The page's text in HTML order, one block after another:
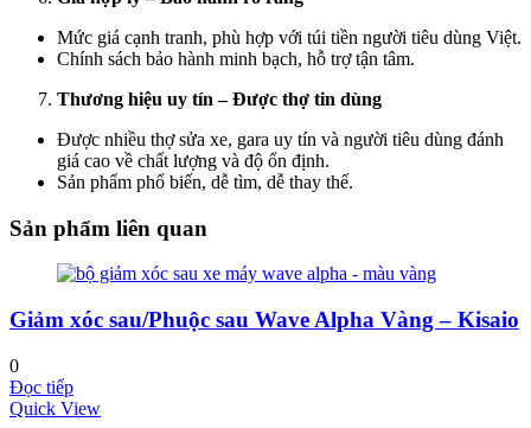
Mức giá cạnh tranh, phù hợp với túi tiền người tiêu dùng Việt.
Chính sách bảo hành minh bạch, hỗ trợ tận tâm.
Thương hiệu uy tín – Được thợ tin dùng
Được nhiều thợ sửa xe, gara uy tín và người tiêu dùng đánh
giá cao về chất lượng và độ ổn định.
Sản phẩm phổ biến, dễ tìm, dễ thay thế.
Sản phẩm liên quan
Giảm xóc sau/Phuộc sau Wave Alpha Vàng – Kisaio
0
Đọc tiếp
Quick View